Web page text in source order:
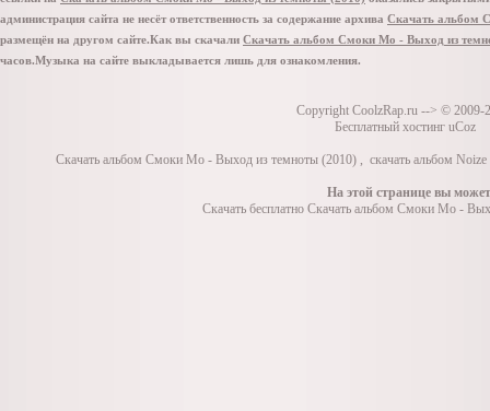
администрация сайта не несёт ответственность за содержание архива Скачать альбом
размещён на другом сайте.Как вы скачали Скачать альбом Смоки Мо - Выход из
часов.Музыка на сайте выкладывается лишь для ознакомления.
Copyright CoolzRap.ru --> © 2009-
Бесплатный хостинг uCoz
Скачать альбом Смоки Мо - Выход из темноты (2010) , скачать альбом
На этой странице вы
Скачать бесплатно Скачать альбом Смоки Мо -